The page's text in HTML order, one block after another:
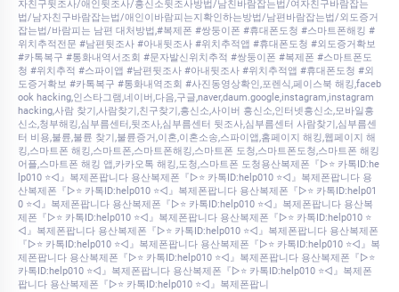
자친구뒷조사/애인뒷조사/흥신소뒷조사방법/남친바람잡는법/여자친구바람잡는
법/남자친구바람잡는법/애인이바람피는지확인하는방법/남편바람잡는법/외도증거
잡는법/바람피는 남편 대처방법,#복제폰 #쌍둥이폰 #휴대폰도청 #스마트폰해킹 #
위치추적전문 #남편뒷조사 #아내뒷조사 #위치추적앱 #휴대폰도청 #외도증거확보
#카톡복구 #통화내역서조회 #문자발신위치추적 #쌍둥이폰 #복제폰 #스마트폰도
청 #위치추적 #스파이앱 #남편뒷조사 #아내뒷조사 #위치추적앱 #휴대폰도청 #외
도증거확보 #카톡복구 #통화내역조회 #사진동영상확인,포렌식,페이스북 해킹,faceb
ook hacking,인스타그램,네이버,다음,구글,naver,daum.google,instagram,instagram
hacking,사람 찾기,사람찾기,친구찾기,흥신소,사이버 흥신소,인터넷흥신소,모바일흥
신소,청부해킹,심부름센터,뒷조사,심부름센터 뒷조사,심부름센터 사람찾기,심부름센
터 비용,불륜,불륜 찾기,불륜증거,이혼,이혼소송,스파이앱,홈페이지 해킹,웹페이지 해
킹,스마트폰 해킹,스마트폰,스마트폰해킹,스마트폰 도청,스마트폰도청,스마트폰 해킹
어플,스마트폰 해킹 앱,카카오톡 해킹,도청,스마트폰 도청용산복제폰『▷⭐ 카톡ID:he
lp010 ⭐◁』복제폰팝니다 용산복제폰『▷⭐ 카톡ID:help010 ⭐◁』복제폰팝니다 용
산복제폰『▷⭐ 카톡ID:help010 ⭐◁』복제폰팝니다 용산복제폰『▷⭐ 카톡ID:help01
0 ⭐◁』복제폰팝니다 용산복제폰『▷⭐ 카톡ID:help010 ⭐◁』복제폰팝니다 용산복
제폰『▷⭐ 카톡ID:help010 ⭐◁』복제폰팝니다 용산복제폰『▷⭐ 카톡ID:help010 ⭐
◁』복제폰팝니다 용산복제폰『▷⭐ 카톡ID:help010 ⭐◁』복제폰팝니다 용산복제폰
『▷⭐ 카톡ID:help010 ⭐◁』복제폰팝니다 용산복제폰『▷⭐ 카톡ID:help010 ⭐◁』복
제폰팝니다 용산복제폰『▷⭐ 카톡ID:help010 ⭐◁』복제폰팝니다 용산복제폰『▷⭐
카톡ID:help010 ⭐◁』복제폰팝니다 용산복제폰『▷⭐ 카톡ID:help010 ⭐◁』복제폰
팝니다 용산복제폰『▷⭐ 카톡ID:help010 ⭐◁』복제폰팝니